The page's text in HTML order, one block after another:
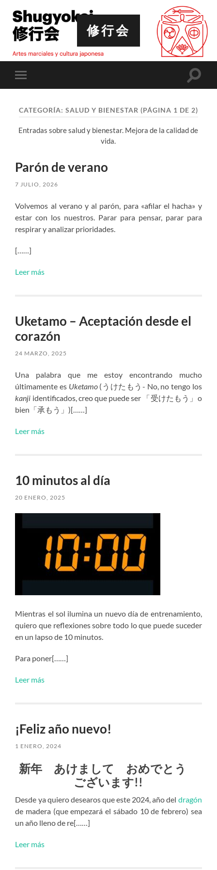
修行会
Alternar
el
móvil
CATEGORÍA: SALUD Y BIENESTAR (PÁGINA 1 DE 2)
Entradas sobre salud y bienestar. Mejora de la calidad de
vida.
Parón de verano
7 JULIO, 2026
Volvemos al verano y al parón, para «afilar el hacha» y
estar con los nuestros. Parar para pensar, parar para
respirar y analizar prioridades.
[……]
Leer más
Uketamo – Aceptación desde el
corazón
24 MARZO, 2025
Una palabra que me estoy encontrando mucho
últimamente es Uketamo(うけたもう- No, no tengo los
kanji identificados, creo que puede ser 「受けたもう」o
bien「承もう」)[……]
Leer más
10 minutos al día
20 ENERO, 2025
Mientras el sol ilumina un nuevo día de entrenamiento,
quiero que reflexiones sobre todo lo que puede suceder
en un lapso de 10 minutos.
Para poner[……]
Leer más
¡Feliz año nuevo!
1 ENERO, 2024
新年 あけまして おめでとう
ございます!!
Desde ya quiero desearos que este 2024, año del dragón
de madera (que empezará el sábado 10 de febrero) sea
un año lleno de re[……]
Leer más